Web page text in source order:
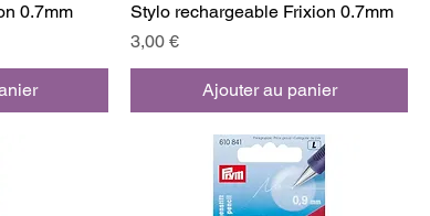
0.7mm
Stylo rechargeable Frixion 0.7mm
Prix
3,00 €
Ajouter au panier